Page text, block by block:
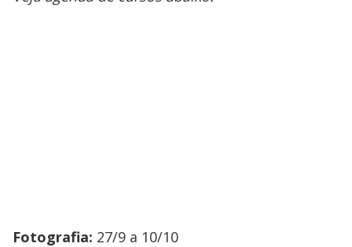
Fotografia: 27/9 a 10/10